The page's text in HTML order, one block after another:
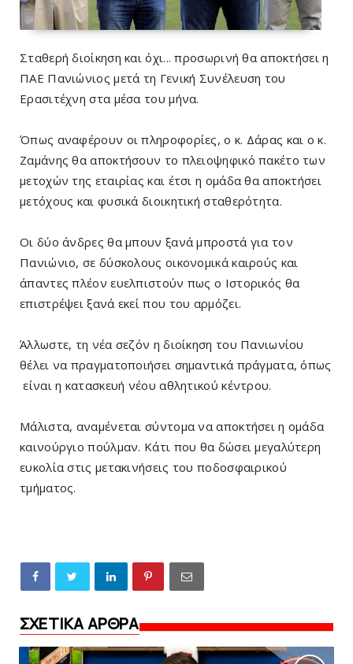
Σταθερή διοίκηση και όχι... προσωρινή θα αποκτήσει η
ΠΑΕ Πανιώνιος μετά τη Γενική Συνέλευση του
Ερασιτέχνη στα μέσα του μήνα.
Όπως αναφέρουν οι πληροφορίες, ο κ. Δάρας και ο κ.
Ζαμάνης θα αποκτήσουν το πλειοψηφικό πακέτο των
μετοχών της εταιρίας και έτσι η ομάδα θα αποκτήσει
μετόχους και φυσικά διοικητική σταθερότητα.
Οι δύο άνδρες θα μπουν ξανά μπροστά για τον
Πανιώνιο, σε δύσκολους οικονομικά καιρούς και
άπαντες πλέον ευελπιστούν πως ο Ιστορικός θα
επιστρέψει ξανά εκεί που του αρμόζει.
Άλλωστε, τη νέα σεζόν η διοίκηση του Πανιωνίου
θέλει να πραγματοποιήσει σημαντικά πράγματα, όπως
είναι η κατασκευή νέου αθλητικού κέντρου.
Μάλιστα, αναμένεται σύντομα να αποκτήσει η ομάδα
καινούργιο πούλμαν. Κάτι που θα δώσει μεγαλύτερη
ευκολία στις μετακινήσεις του ποδοσφαιρικού
τμήματος.
ΣΧΕΤΙΚΑ ΑΡΘΡΑ